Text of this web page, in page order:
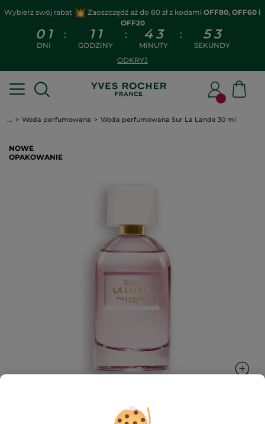
Wybierz swój rabat Zaoszczędź aż do 80 zł z kodami OFF80, OFF60 i
OFF20
0 1
DNI
: 1 1
GODZINY
: 4 3
MINUTY
: 5 3
SEKUNDY
ODKRYJ
... Woda perfumowana Woda perfumowana Sur La Lande 30 ml
NOWE
OPAKOWANIE